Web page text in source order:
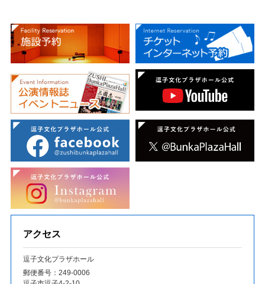
アクセス
逗子文化プラザホール
郵便番号：249‐0006